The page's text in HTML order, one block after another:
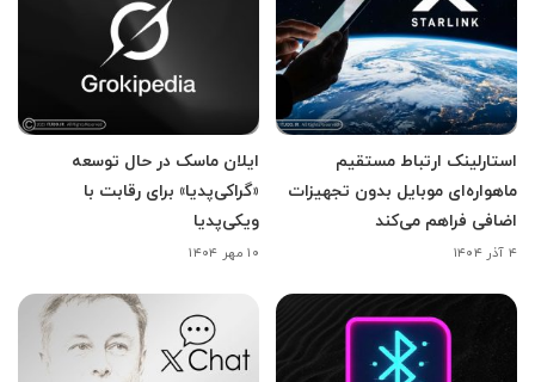
استارلینک ارتباط مستقیم
ماهواره‌ای موبایل بدون تجهیزات
اضافی فراهم می‌کند
۴ آذر ۱۴۰۴
ایلان ماسک در حال توسعه
«گراکی‌پدیا» برای رقابت با
ویکی‌پدیا
۱۰ مهر ۱۴۰۴